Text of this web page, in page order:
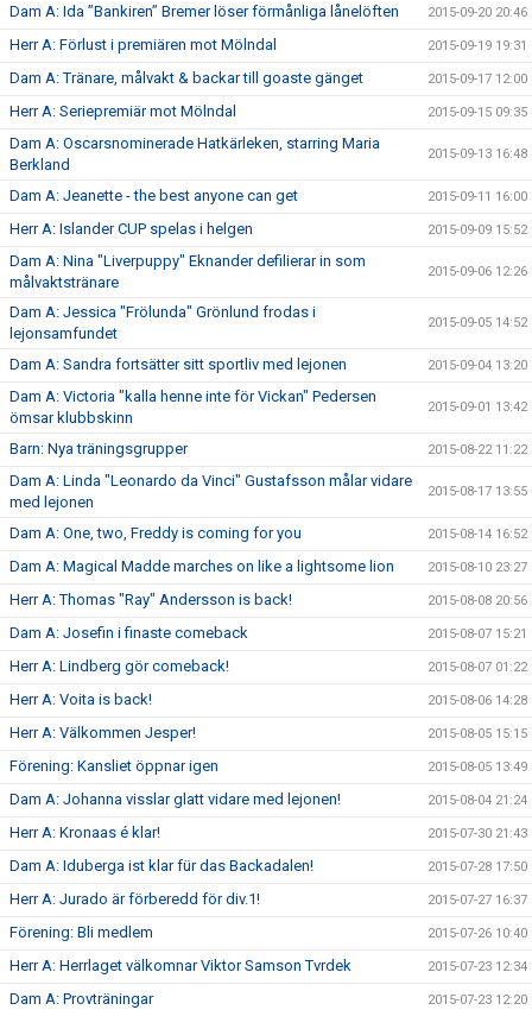
Dam A: Ida ”Bankiren” Bremer löser förmånliga lånelöften 2015-09-20 20:46
Herr A: Förlust i premiären mot Mölndal 2015-09-19 19:31
Dam A: Tränare, målvakt & backar till goaste gänget 2015-09-17 12:00
Herr A: Seriepremiär mot Mölndal 2015-09-15 09:35
Dam A: Oscarsnominerade Hatkärleken, starring Maria
Berkland
2015-09-13 16:48
Dam A: Jeanette - the best anyone can get 2015-09-11 16:00
Herr A: Islander CUP spelas i helgen 2015-09-09 15:52
Dam A: Nina "Liverpuppy" Eknander defilierar in som
målvaktstränare
2015-09-06 12:26
Dam A: Jessica "Frölunda" Grönlund frodas i
lejonsamfundet
2015-09-05 14:52
Dam A: Sandra fortsätter sitt sportliv med lejonen 2015-09-04 13:20
Dam A: Victoria "kalla henne inte för Vickan" Pedersen
ömsar klubbskinn
2015-09-01 13:42
Barn: Nya träningsgrupper 2015-08-22 11:22
Dam A: Linda "Leonardo da Vinci" Gustafsson målar vidare
med lejonen
2015-08-17 13:55
Dam A: One, two, Freddy is coming for you 2015-08-14 16:52
Dam A: Magical Madde marches on like a lightsome lion 2015-08-10 23:27
Herr A: Thomas "Ray" Andersson is back! 2015-08-08 20:56
Dam A: Josefin i finaste comeback 2015-08-07 15:21
Herr A: Lindberg gör comeback! 2015-08-07 01:22
Herr A: Voita is back! 2015-08-06 14:28
Herr A: Välkommen Jesper! 2015-08-05 15:15
Förening: Kansliet öppnar igen 2015-08-05 13:49
Dam A: Johanna visslar glatt vidare med lejonen! 2015-08-04 21:24
Herr A: Kronaas é klar! 2015-07-30 21:43
Dam A: Iduberga ist klar für das Backadalen! 2015-07-28 17:50
Herr A: Jurado är förberedd för div.1! 2015-07-27 16:37
Förening: Bli medlem 2015-07-26 10:40
Herr A: Herrlaget välkomnar Viktor Samson Tvrdek 2015-07-23 12:34
Dam A: Provträningar 2015-07-23 12:20